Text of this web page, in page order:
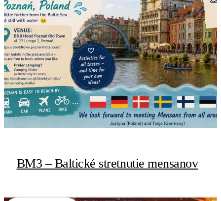
BM3 – Baltické stretnutie mensanov